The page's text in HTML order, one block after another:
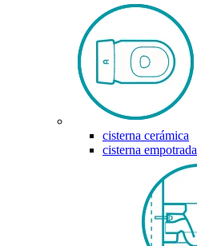
cisterna cerámica
cisterna empotrada